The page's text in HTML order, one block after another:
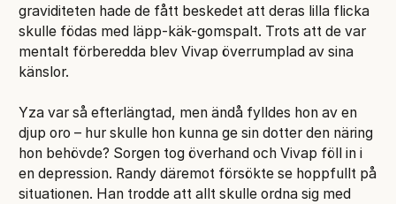
graviditeten hade de fått beskedet att deras lilla flicka
skulle födas med läpp-käk-gomspalt. Trots att de var
mentalt förberedda blev Vivap överrumplad av sina
känslor.
Yza var så efterlängtad, men ändå fylldes hon av en
djup oro – hur skulle hon kunna ge sin dotter den näring
hon behövde? Sorgen tog överhand och Vivap föll in i
en depression. Randy däremot försökte se hoppfullt på
situationen. Han trodde att allt skulle ordna sig med